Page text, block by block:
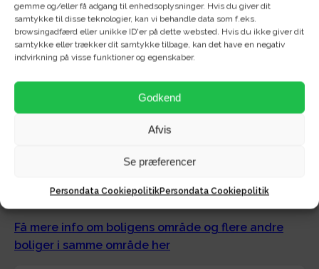
gemme og/eller få adgang til enhedsoplysninger. Hvis du giver dit
samtykke til disse teknologier, kan vi behandle data som f.eks.
browsingadfærd eller unikke ID'er på dette websted. Hvis du ikke giver dit
samtykke eller trækker dit samtykke tilbage, kan det have en negativ
indvirkning på visse funktioner og egenskaber.
Godkend
Afvis
Se præferencer
Persondata CookiepolitikPersondata Cookiepolitik
Om området - Østre
Havnepark (Fjordtrappen)
Fjordtrappen er bygget indefra og ud. Man er nemlig
startet indvendigt og har fyldt hver lejlighed med solid
kvalitet og lækre detaljer i alt fra hvidevarer og
tænkt over det hele. Du får et...
Få mere info om boligens område og flere andre
boliger i samme område her